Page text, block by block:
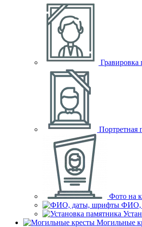
Гравировка
Портретная
Фото на
ФИО,
Могильные